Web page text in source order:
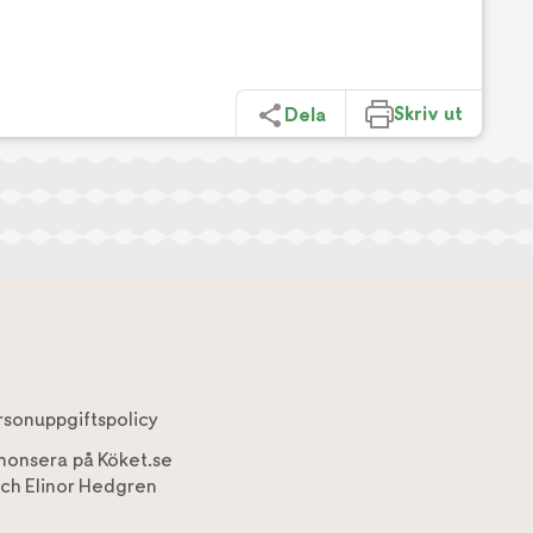
Dela Skriv ut
på Köket.se
Elinor Hedgren